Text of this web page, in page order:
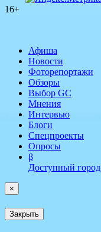
16+
Афиша
Новости
Фоторепортажи
Обзоры
Выбор GC
Мнения
Интервью
Блоги
Спецпроекты
Опросы
β
Доступный город
×
Закрыть